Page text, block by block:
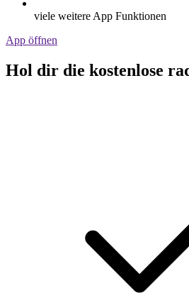
viele weitere App Funktionen
App öffnen
Hol dir die kostenlose